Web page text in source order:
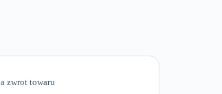
zwrot towaru